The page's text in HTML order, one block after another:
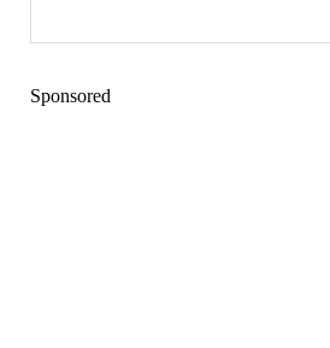
Sponsored